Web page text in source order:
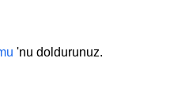
'nu doldurunuz.